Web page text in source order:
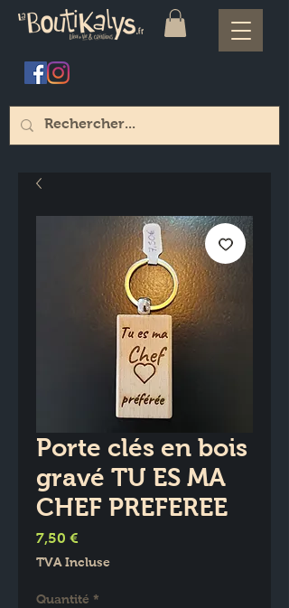
Porte clés en bois
gravé TU ES MA
CHEF PREFEREE
7,50 €
TVA Incluse
Quantité *